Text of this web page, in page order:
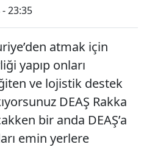
23:35
atmak için
yapıp onları
ve lojistik destek
DEAŞ Rakka
bir anda DEAŞ’a
emin yerlere